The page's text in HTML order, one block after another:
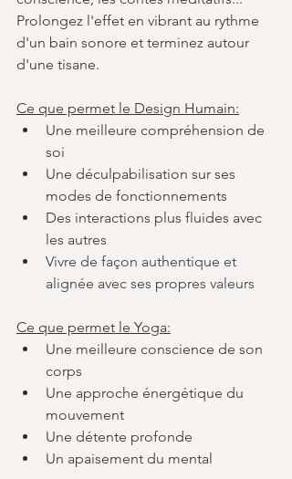
Prolongez l'effet en vibrant au rythme
d'un bain sonore et terminez autour
d'une tisane.
Ce que permet le Design Humain:
Une meilleure compréhension de
soi
Une déculpabilisation sur ses
modes de fonctionnements
Des interactions plus fluides avec
les autres
Vivre de façon authentique et
alignée avec ses propres valeurs
Ce que permet le Yoga:
Une meilleure conscience de son
corps
Une approche énergétique du
mouvement
Une détente profonde
Un apaisement du mental